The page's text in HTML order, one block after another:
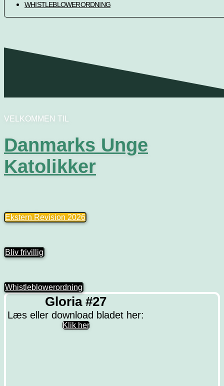
WHISTLEBLOWERORDNING
VELKOMMEN TIL
Danmarks Unge
Katolikker
Ekstern Revision 2026
Bliv frivillig
Whistleblowerordning
Gloria #27
Læs eller download bladet her:
Klik her